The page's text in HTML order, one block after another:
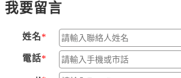
我要留言
姓名
電話